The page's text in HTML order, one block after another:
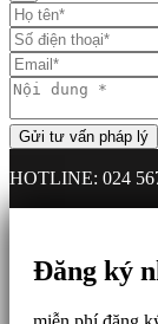
HOTLINE: 024
Đăng ký